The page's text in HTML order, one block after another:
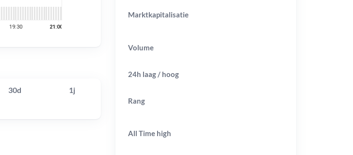
30d 1j
Marktkapitalisatie
Volume
24h laag / hoog
Rang
All Time high